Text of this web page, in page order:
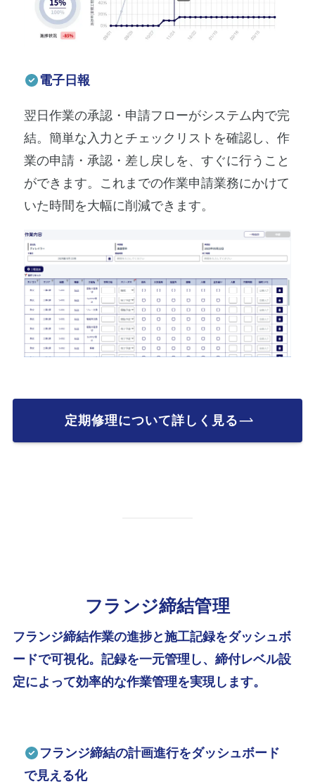
電子日報
翌日作業の承認・申請フローがシステム内で完
結。簡単な入力とチェックリストを確認し、作
業の申請・承認・差し戻しを、すぐに行うこと
ができます。これまでの作業申請業務にかけて
いた時間を大幅に削減できます。
定期修理について詳しく見る
フランジ締結管理
フランジ締結作業の進捗と施工記録をダッシュボ
ードで可視化。記録を一元管理し、締付レベル設
定によって効率的な作業管理を実現します。
フランジ締結の計画進行をダッシュボード
で見える化